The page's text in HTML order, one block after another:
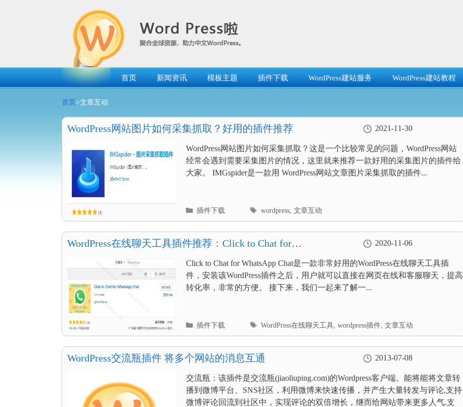
首页 新闻资讯 模板主题 插件下载 WordPress建站服务 WordPress建站教程
首页 >文章互动
WordPress网站图片如何采集抓取？好用的插件推荐 2021-11-30
WordPress网站图片如何采集抓取？这是一个比较常见的问题，WordPress网站
经常会遇到需要采集图片的情况，这里就来推荐一款好用的采集图片的插件给
大家。 IMGspider是一款用 WordPress网站文章图片采集抓取的插件...
分
类
目
录
插件下载
标
签
wordpress,文章互动
WordPress在线聊天工具插件推荐：Click to Chat for
2020-11-06
Click to Chat for WhatsApp Chat是一款非常好用的WordPress在线聊天工具插
件，安装该WordPress插件之后，用户就可以直接在网页在线和客服聊天，提高
转化率，非常的方便。 接下来，我们一起来了解一...
分
类
目
录
插件下载
标
签
WordPress在线聊天工具,wordpress插件,文章互动
WordPress交流瓶插件 将多个网站的消息互通 2013-07-08
交流瓶：该插件是交流瓶(jiaoliuping.com)的Wordpress客户端。能将能将文章转
播到微博平台、SNS社区，利用微博来快速传播，并产生大量转发与评论,支持
微博评论回流到社区中，实现评论的双倍增长，继而给网站带来更多人气.支